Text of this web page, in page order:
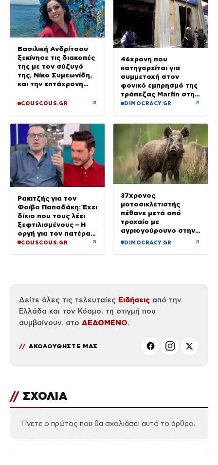
Βασιλική Ανδρίτσου
ξεκίνησε τις διακοπές
της με τον σύζυγό
της, Νίκο Συμεωνίδη,
και την επτάχρονη
COUSCOUS.GR ↗
46χρονη που
κατηγορείται για
συμμετοχή στον
φονικό εμπρησμό της
τράπεζας Marfin στην
Αθήνα
DIMOCRACY.GR ↗
Ρακιτζής για τον
Φοίβο Παπαδάκη: Έχει
δίκιο που τους λέει
ξεφτιλισμένους – Η
οργή για τον πατέρα
του
COUSCOUS.GR ↗
37χρονος
μοτοσικλετιστής
πέθανε μετά από
τροχαίο με
αγριογούρουνο στην
Εύβοια
DIMOCRACY.GR ↗
Δείτε όλες τις τελευταίες Ειδήσεις από την
Ελλάδα και τον Κόσμο, τη στιγμή που
συμβαίνουν, στο ΔΕΔΟΜΕΝΟ.
ΑΚΟΛΟΥΘΗΣΤΕ ΜΑΣ
// ΣΧΟΛΙΑ
Γίνετε ο πρώτος που θα σχολιάσει αυτό το άρθρο.